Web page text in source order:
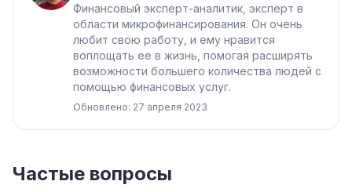
Финансовый эксперт-аналитик, эксперт в
области микрофинансирования. Он очень
любит свою работу, и ему нравится
воплощать ее в жизнь, помогая расширять
возможности большего количества людей с
помощью финансовых услуг.
Обновлено: 27 апреля 2023
Частые вопросы